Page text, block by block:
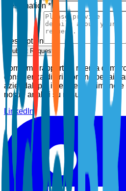
Designation *
Description
Submit Request
Forniamo rapporti di ricerca di
consulenza di prim'ordine per
aziendali più intelligenti. Rimanete
nostre analisi su misura.
LinkedIn